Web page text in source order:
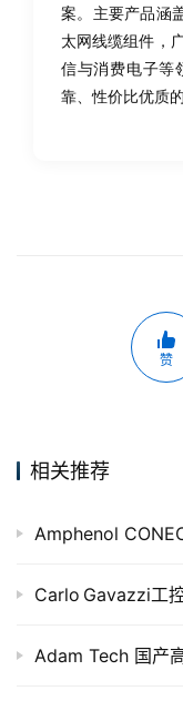
案。主要产品涵
太网线缆组件，
信与消费电子等
靠、性价比优质
赞
相关推荐
Amphenol
Carlo Gavazzi工
Adam Tech 国产